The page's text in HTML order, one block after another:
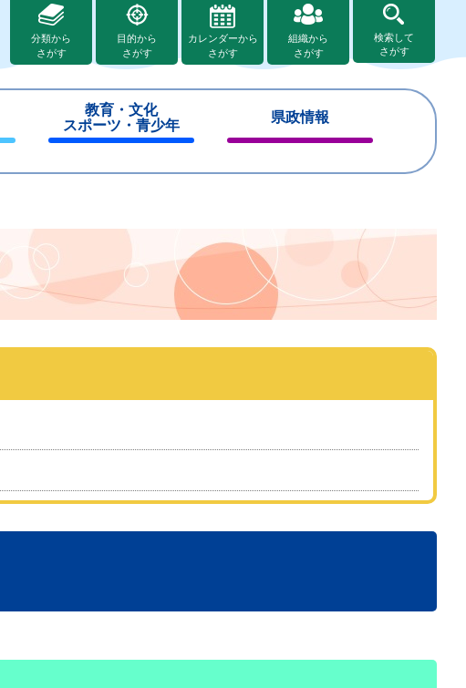
分類から
さがす
目的から
さがす
カレンダーから
さがす
組織から
さがす
検索して
さがす
教育・文化
スポーツ・青少年
じ
県政情報
じ